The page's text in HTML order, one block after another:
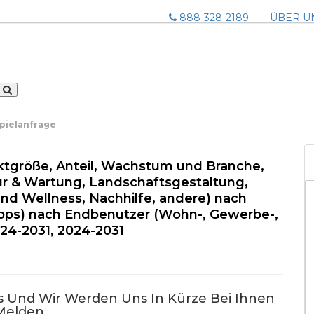
888-328-2189 ÜBER
Anteil, Wachstum und Branche,
& Wartung, Landschaftsgestaltung,
Wellness, Nachhilfe, andere) nach
nach Endbenutzer (Wohn-, Gewerbe-,
2031, 2024-2031
Wir Werden Uns In Kürze Bei Ihnen